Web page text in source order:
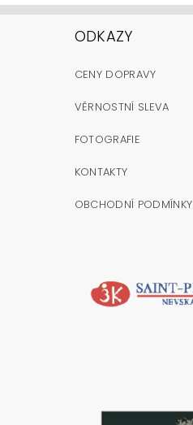
ODKAZY
CENY DOPRAVY
VĚRNOSTNÍ SLEVA
FOTOGRAFIE
KONTAKTY
OBCHODNÍ PODMÍNKY